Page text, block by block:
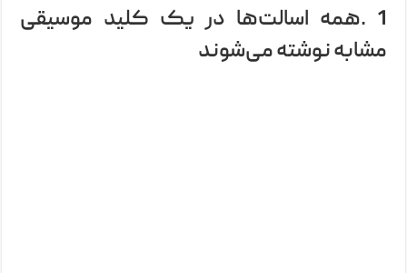
1 .همه اسالت‌ها در یک کلید موسیقی
مشابه نوشته می‌شوند